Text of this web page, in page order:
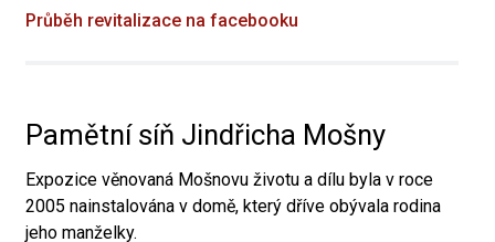
Průběh revitalizace na facebooku
Pamětní síň Jindřicha Mošny
Expozice věnovaná Mošnovu životu a dílu byla v roce
2005 nainstalována v domě, který dříve obývala rodina
jeho manželky.